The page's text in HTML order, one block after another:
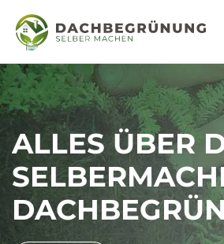
GRÜNDÄCHER
EINFACH UND
SCHNELL
ANLEGEN